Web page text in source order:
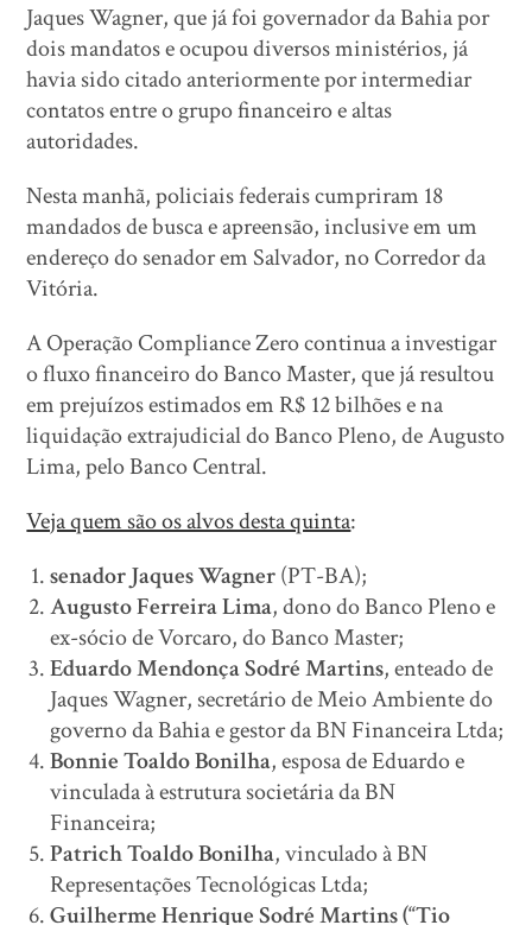
Jaques Wagner, que já foi governador da Bahia por
dois mandatos e ocupou diversos ministérios, já
havia sido citado anteriormente por intermediar
contatos entre o grupo financeiro e altas
autoridades.
Nesta manhã, policiais federais cumpriram 18
mandados de busca e apreensão, inclusive em um
endereço do senador em Salvador, no Corredor da
Vitória.
A Operação Compliance Zero continua a investigar
o fluxo financeiro do Banco Master, que já resultou
em prejuízos estimados em R$ 12 bilhões e na
liquidação extrajudicial do Banco Pleno, de Augusto
Lima, pelo Banco Central.
Veja quem são os alvos desta quinta:
senador Jaques Wagner(PT-BA);
Augusto Ferreira Lima, dono do Banco Pleno e
ex-sócio de Vorcaro, do Banco Master;
Eduardo Mendonça Sodré Martins, enteado de
Jaques Wagner, secretário de Meio Ambiente do
governo da Bahia e gestor da BN Financeira Ltda;
Bonnie Toaldo Bonilha, esposa de Eduardo e
vinculada à estrutura societária da BN
Financeira;
Patrich Toaldo Bonilha, vinculado à BN
Representações Tecnológicas Ltda;
Guilherme Henrique Sodré Martins (“Tio